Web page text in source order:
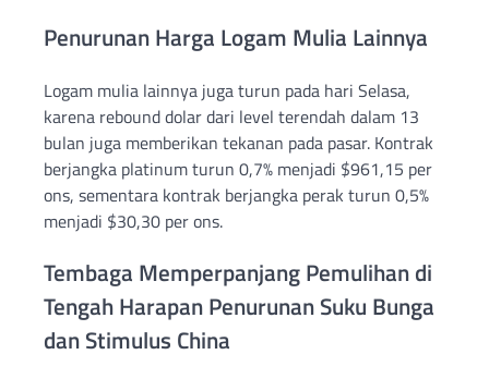
Penurunan Harga Logam Mulia Lainnya
Logam mulia lainnya juga turun pada hari Selasa,
karena rebound dolar dari level terendah dalam 13
bulan juga memberikan tekanan pada pasar. Kontrak
berjangka platinum turun 0,7% menjadi $961,15 per
ons, sementara kontrak berjangka perak turun 0,5%
menjadi $30,30 per ons.
Tembaga Memperpanjang Pemulihan di
Tengah Harapan Penurunan Suku Bunga
dan Stimulus China